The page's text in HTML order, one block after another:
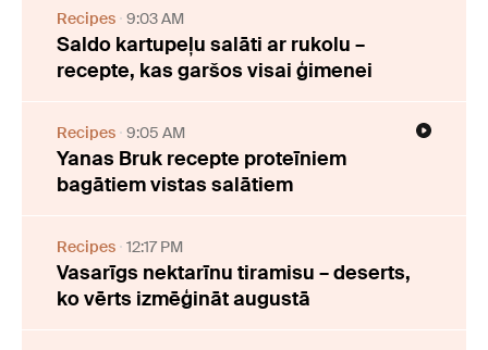
Recipes 9:03 AM
Saldo kartupeļu salāti ar rukolu –
recepte, kas garšos visai ģimenei
Recipes 9:05 AM
Yanas Bruk recepte proteīniem
bagātiem vistas salātiem
Recipes 12:17 PM
Vasarīgs nektarīnu tiramisu – deserts,
ko vērts izmēģināt augustā